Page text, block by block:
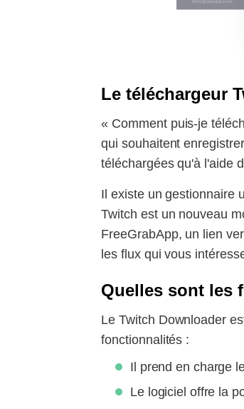
Le téléchargeur
« Comment puis-je
qui souhaitent
téléchargées qu'à l'aide
Il existe un gestionnaire
Twitch est un nouveau
FreeGrabApp, un lien
les flux qui vous
Quelles sont les
Le Twitch Downloader
fonctionnalités :
Il prend en charge
Le logiciel offre la